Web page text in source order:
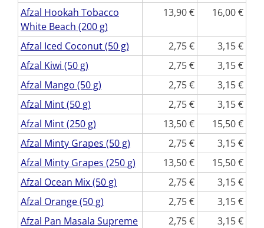
Afzal Hookah Tobacco
White Beach (200 g)
13,90 16,00
Afzal Iced Coconut (50 g) 2,75
3,15
Afzal Kiwi (50 g)
2,75
3,15
Afzal Mango (50 g)
2,75
3,15
Afzal Mint (50 g)
2,75
3,15
Afzal Mint (250 g)
13,50
15,50
Afzal Minty Grapes (50 g)
2,75
3,15
Afzal Minty Grapes (250 g)
13,50
15,50
Afzal Ocean Mix (50 g)
2,75
3,15
Afzal Orange (50 g)
2,75
3,15
Afzal Pan Masala Supreme
2,75 3,15